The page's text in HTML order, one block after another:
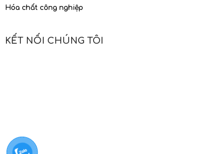
Hóa chất công nghiệp
KẾT NỐI CHÚNG TÔI